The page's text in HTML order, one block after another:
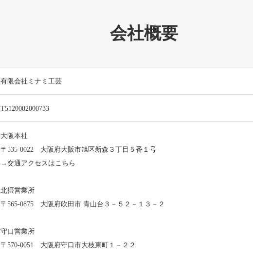
会社概要
有限会社ミナミ工芸
T5120002000733
大阪本社
〒535-0022 大阪府大阪市旭区新森３丁目５番１号
→交通アクセスはこちら
北摂営業所
〒565-0875 大阪府吹田市 青山台３－５２－１３－２
守口営業所
〒570-0051 大阪府守口市大枝東町１－２２